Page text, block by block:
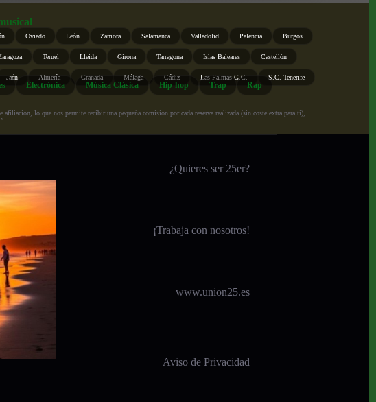
Oviedo León Zamora Salamanca Valladolid Palencia Burgos
Teruel Lleida Girona Tarragona Islas Baleares Castellón
Jaén Almería Granada Málaga Cádiz Las Palmas G.C. S.C. Tenerife
Electrónica Música Clásica Hip-hop Trap Rap
lo que nos permite recibir una pequeña comisión por cada reserva realizada (sin coste extra para ti),
¿Quieres ser 25er?
¡Trabaja con nosotros!
www.union25.es
Aviso de Privacidad